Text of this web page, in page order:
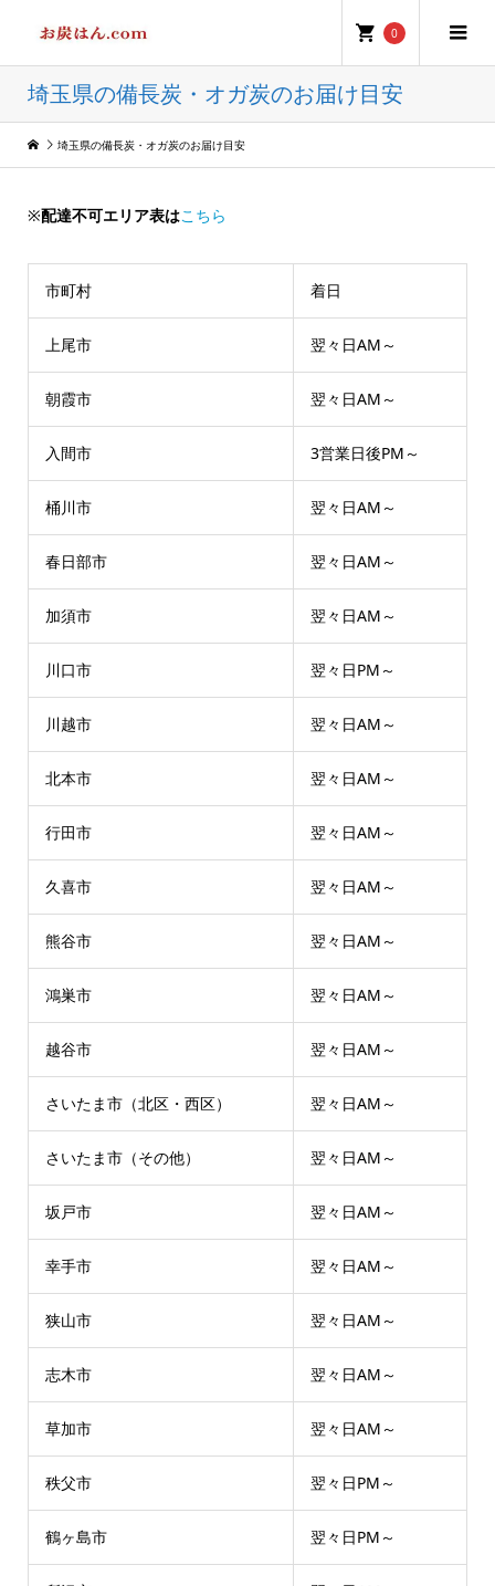
0
埼玉県の備長炭・オガ炭のお届け目安
埼玉県の備長炭・オガ炭のお届け目安
※配達不可エリア表はこちら
市町村 着日
上尾市 翌々日AM～
朝霞市 翌々日AM～
入間市 3営業日後PM～
桶川市 翌々日AM～
春日部市 翌々日AM～
加須市 翌々日AM～
川口市 翌々日PM～
川越市 翌々日AM～
北本市 翌々日AM～
行田市 翌々日AM～
久喜市 翌々日AM～
熊谷市 翌々日AM～
鴻巣市 翌々日AM～
越谷市 翌々日AM～
さいたま市（北区・西区） 翌々日AM～
さいたま市（その他） 翌々日AM～
坂戸市 翌々日AM～
幸手市 翌々日AM～
狭山市 翌々日AM～
志木市 翌々日AM～
草加市 翌々日AM～
秩父市 翌々日PM～
鶴ヶ島市 翌々日PM～